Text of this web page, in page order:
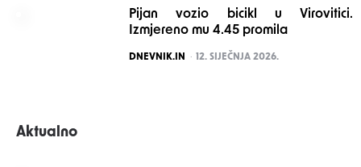
Pijan vozio bicikl u Virovitici.
Izmjereno mu 4.45 promila
POSTED
DNEVNIK.IN 12. SIJEČNJA 2026.
Aktualno